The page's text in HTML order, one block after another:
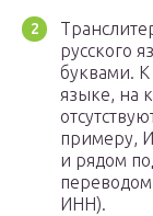
русского
буквами. К
языке, на
примеру,
и рядом
ИНН).